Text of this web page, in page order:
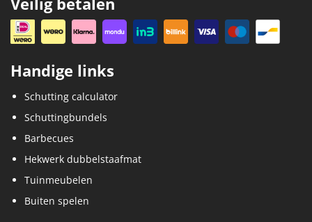
Handige links
Schutting calculator
Schuttingbundels
Barbecues
Hekwerk dubbelstaafmat
Tuinmeubelen
Buiten spelen